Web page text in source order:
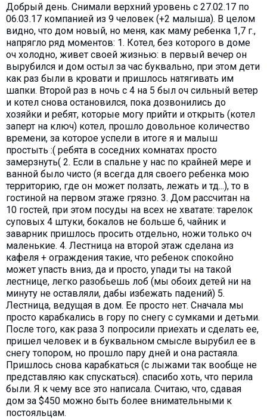
Добрый день. Снимали верхний уровень с 27.02.17 по
06.03.17 компанией из 9 человек (+2 малыша). В целом
видно, что дом новый, но меня, как маму ребенка 1,7 г.,
напрягло ряд моментов: 1. Котел, без которого в доме
оч холодно, живет своей жизнью: в первый вечер он
вырубился и дом остыл за час буквально, при этом дети
как раз были в кровати и пришлось натягивать им
шапки. Второй раз в ночь с 4 на 5 был оч сильный ветер
и котел снова остановился, пока дозвонились до
хозяйки и ребят, которые могу прийти и открыть (котел
заперт на ключ) котел, прошло довольное количество
времени, за которое успели в итоге я и малыш
простыть :( ребята в соседних комнатах просто
замерзнуть( 2. Если в спальне у нас по крайней мере и
ванной было чисто (я всегда для своего ребенка мою
территорию, где он может ползать, лежать и тд...), то в
гостиной на первом этаже грязно. 3. Дом рассчитан на
10 гостей, при этом посуды на всех не хватате: тарелок
суповых 4 штуки, бокалов не больше 6, чайник и
заварник пришлось просить отдельно, ножи только оч
маленькие. 4. Лестница на второй этаж сделана из
кафеля + ограждения такие, что ребенок спокойно
может упасть вниз, да и просто, упади ты на такой
лестнице, легко разобьешь лоб (мы обоих детей ни на
минуту не оставляли, дабы избежать падений) 5.
Лестница, ведущая в дом. Ее просто нет. Сначала мы
просто карабкались в гору по снегу с сумками и детьми.
После того, как раза 3 попросили приехать и сделать ее,
пришел человек и в буквальном смысле вырубил ее в
снегу топором, но прошло пару дней и она растаяла.
Пришлось снова карабкаться (с лыжами так вообще не
представляю как спускаться). спасибо хоть, что перила
были. Я к чему все это написала. Считаю, что, сдавая
дом за $450 можно быть более внимательными к
постояльцам.